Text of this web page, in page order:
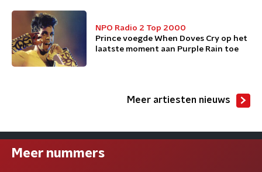
NPO Radio 2 Top 2000
Prince voegde When Doves Cry op het
laatste moment aan Purple Rain toe
Meer artiesten nieuws
Meer nummers